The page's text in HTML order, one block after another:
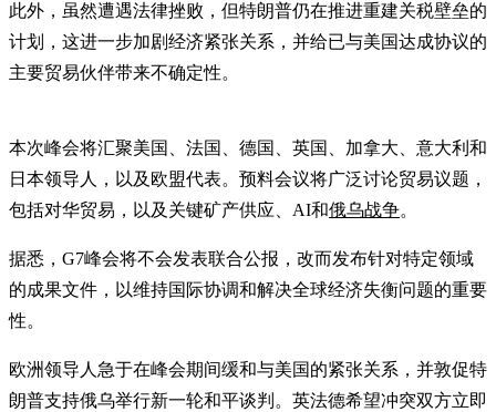
此外，虽然遭遇法律挫败，但特朗普仍在推进重建关税壁垒的
计划，这进一步加剧经济紧张关系，并给已与美国达成协议的
主要贸易伙伴带来不确定性。
本次峰会将汇聚美国、法国、德国、英国、加拿大、意大利和
日本领导人，以及欧盟代表。预料会议将广泛讨论贸易议题，
包括对华贸易，以及关键矿产供应、AI和俄乌战争。
据悉，G7峰会将不会发表联合公报，改而发布针对特定领域
的成果文件，以维持国际协调和解决全球经济失衡问题的重要
性。
欧洲领导人急于在峰会期间缓和与美国的紧张关系，并敦促特
朗普支持俄乌举行新一轮和平谈判。英法德希望冲突双方立即